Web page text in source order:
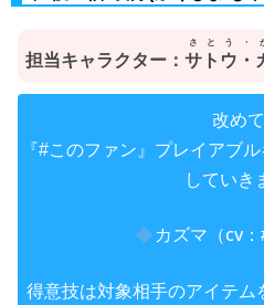
担当キャラクター：サトウ・
さとう・
改めて
『#このファン』プレイアブ
していき
カズマ（cv：
得意技は対象相手のアイテ